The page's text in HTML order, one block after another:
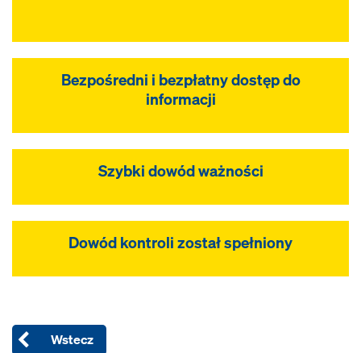
Bezpośredni i bezpłatny dostęp do
informacji
Szybki dowód ważności
Dowód kontroli został spełniony
Wstecz